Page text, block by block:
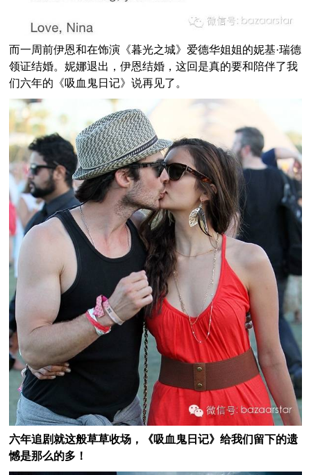
而一周前伊恩和在饰演《暮光之城》爱德华姐姐的妮基·瑞德
领证结婚。妮娜退出，伊恩结婚，这回是真的要和陪伴了我
们六年的《吸血鬼日记》说再见了。
六年追剧就这般草草收场，《吸血鬼日记》给我们留下的遗
憾是那么的多！